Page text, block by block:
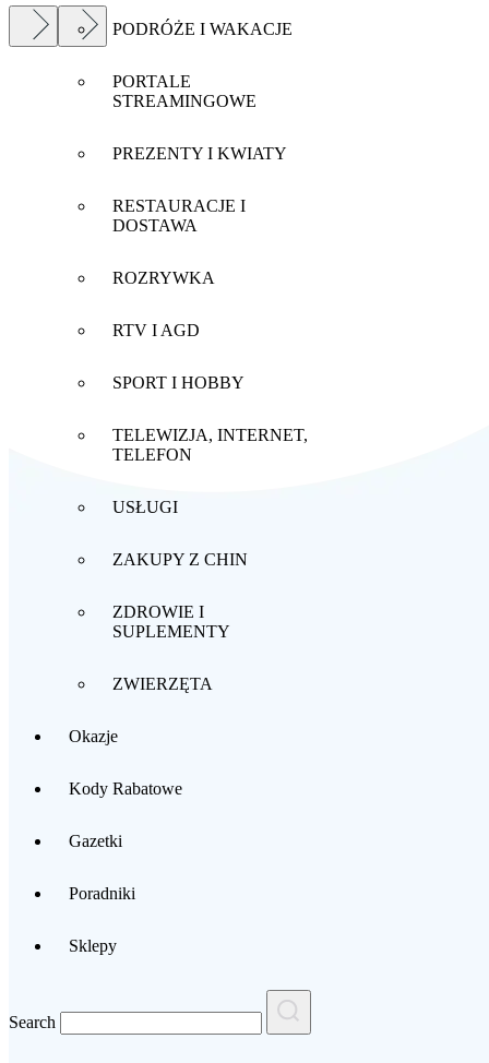
PODRÓŻE I WAKACJE
PORTALE
STREAMINGOWE
PREZENTY I KWIATY
RESTAURACJE I
DOSTAWA
ROZRYWKA
RTV I AGD
SPORT I HOBBY
TELEWIZJA, INTERNET,
TELEFON
USŁUGI
ZAKUPY Z CHIN
ZDROWIE I
SUPLEMENTY
ZWIERZĘTA
Okazje
Kody Rabatowe
Gazetki
Poradniki
Sklepy
Search